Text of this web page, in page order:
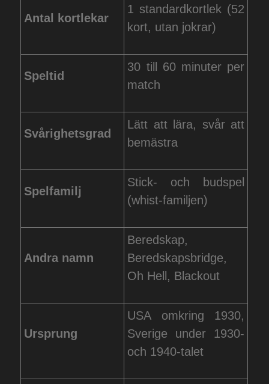
Antal kortlekar
1 standardkortlek (52
kort, utan jokrar)
Speltid
30 till 60 minuter per
match
Svårighetsgrad
Lätt att lära, svår att
bemästra
Spelfamilj
Stick- och budspel
(whist-familjen)
Andra namn
Beredskap,
Beredskapsbridge,
Oh Hell, Blackout
Ursprung
USA omkring 1930,
Sverige under 1930-
och 1940-talet